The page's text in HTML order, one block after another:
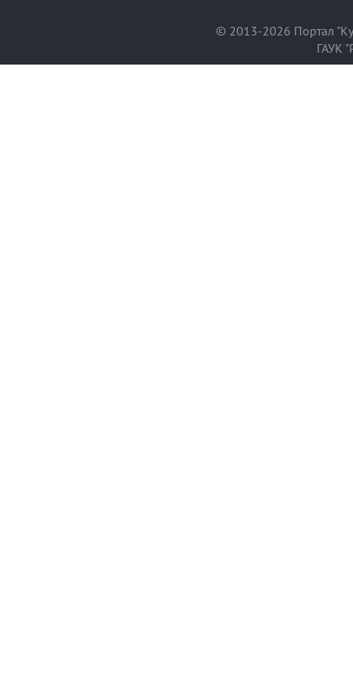
© 2013-2026 Портал
ГАУК